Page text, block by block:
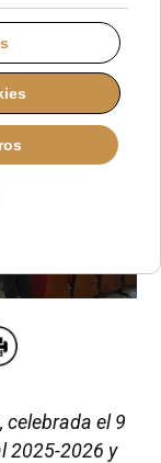
celebrada el 9
2025-2026 y